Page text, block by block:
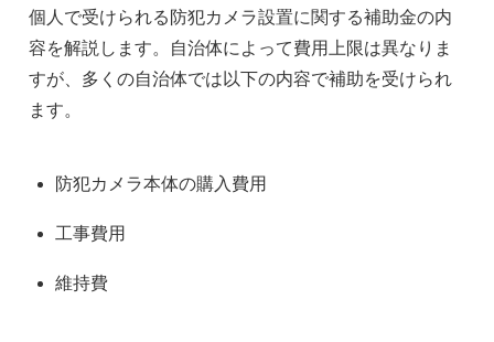
個人で受けられる防犯カメラ設置に関する補助金の内
容を解説します。自治体によって費用上限は異なりま
すが、多くの自治体では以下の内容で補助を受けられ
ます。
防犯カメラ本体の購入費用
工事費用
維持費